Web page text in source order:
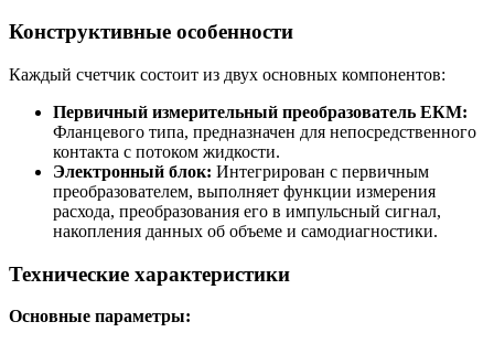
Конструктивные особенности
Каждый счетчик состоит из двух основных компонентов:
Первичный измерительный преобразователь ЕКМ:
Фланцевого типа, предназначен для непосредственного
контакта с потоком жидкости.
Электронный блок: Интегрирован с первичным
преобразователем, выполняет функции измерения
расхода, преобразования его в импульсный сигнал,
накопления данных об объеме и самодиагностики.
Технические характеристики
Основные параметры: